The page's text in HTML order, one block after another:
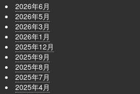
2026年6月
2026年5月
2026年3月
2026年1月
2025年12月
2025年9月
2025年8月
2025年7月
2025年4月